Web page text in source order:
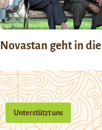
Novastan geht in
Unterstützt uns